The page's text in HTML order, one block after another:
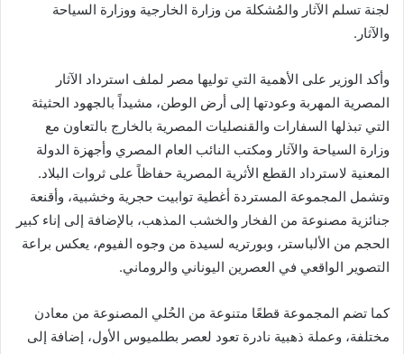
لجنة تسلم الآثار والمُشكلة من وزارة الخارجية ووزارة السياحة
والآثار.
وأكد الوزير على الأهمية التي توليها مصر لملف استرداد الآثار
المصرية المهربة وعودتها إلى أرض الوطن، مشيداً بالجهود الحثيثة
التي تبذلها السفارات والقنصليات المصرية بالخارج بالتعاون مع
وزارة السياحة والآثار ومكتب النائب العام المصري وأجهزة الدولة
المعنية لاسترداد القطع الأثرية المصرية حفاظاً على ثروات البلاد.
وتشمل المجموعة المستردة أغطية توابيت حجرية وخشبية، وأقنعة
جنائزية مصنوعة من الفخار والخشب المذهب، بالإضافة إلى إناء كبير
الحجم من الألباستر، وبورتريه لسيدة من وجوه الفيوم، يعكس براعة
التصوير الواقعي في العصرين اليوناني والروماني.
كما تضم المجموعة قطعًا متنوعة من الحُلي المصنوعة من معادن
مختلفة، وعملة ذهبية نادرة تعود لعصر بطلميوس الأول، إضافة إلى